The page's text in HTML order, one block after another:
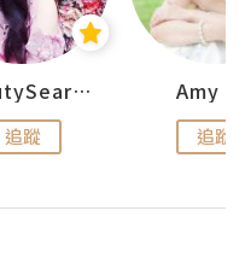
BeautySearch
追蹤
Amy
追蹤